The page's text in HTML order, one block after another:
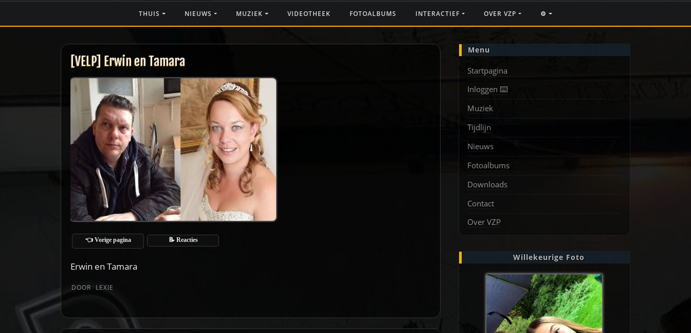
THUIS NIEUWS MUZIEK VIDEOTHEEK FOTOALBUMS INTERACTIEF OVER VZP ⚙️
[VELP] Erwin en Tamara
👈 Vorige pagina 📝 Reacties
Erwin en Tamara
DOOR LEXIE
Menu
Startpagina
Inloggen ⌨️
Muziek
Tijdlijn
Nieuws
Fotoalbums
Downloads
Contact
Over VZP
Willekeurige Foto